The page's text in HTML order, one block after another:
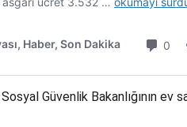
Güvenlik Bakanlığının ev